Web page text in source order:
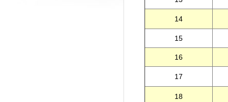
14
15
16
17
18